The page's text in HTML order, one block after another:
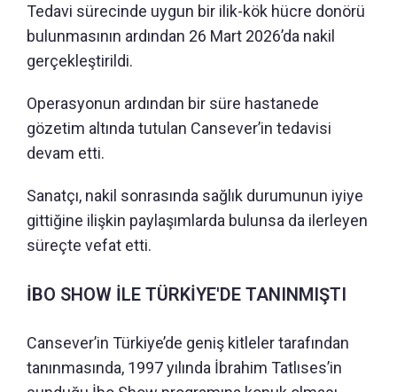
Tedavi sürecinde uygun bir ilik-kök hücre donörü
bulunmasının ardından 26 Mart 2026’da nakil
gerçekleştirildi.
Operasyonun ardından bir süre hastanede
gözetim altında tutulan Cansever’in tedavisi
devam etti.
Sanatçı, nakil sonrasında sağlık durumunun iyiye
gittiğine ilişkin paylaşımlarda bulunsa da ilerleyen
süreçte vefat etti.
İBO SHOW İLE TÜRKİYE'DE TANINMIŞTI
Cansever’in Türkiye’de geniş kitleler tarafından
tanınmasında, 1997 yılında İbrahim Tatlıses’in